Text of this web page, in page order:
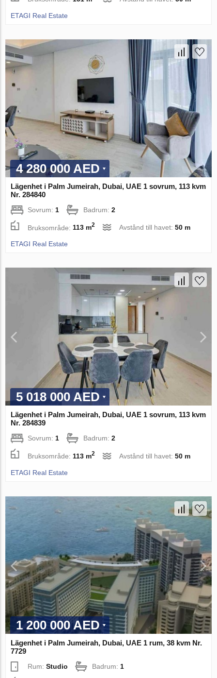
ETAGI Real Estate
4 280 000 AED
Lägenhet i Palm Jumeirah, Dubai, UAE 1 sovrum, 113 kvm
Nr. 284840
Sovrum: 1 Badrum:2
Bruksområde:113 m2 Avstånd till havet:50 m
ETAGI Real Estate
5 018 000 AED
Lägenhet i Palm Jumeirah, Dubai, UAE 1 sovrum, 113 kvm
Nr. 284839
Sovrum: 1 Badrum:2
Bruksområde: 113 m2 Avstånd till havet:50 m
ETAGI Real Estate
1 200 000 AED
Lägenhet i Palm Jumeirah, Dubai, UAE 1 rum, 38 kvm Nr.
7729
Rum:Studio Badrum:1